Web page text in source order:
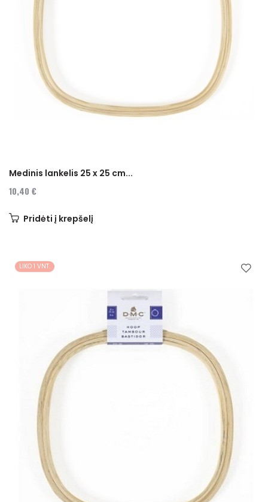
Medinis lankelis 25 x 25 cm...
10,40 €
Pridėti į krepšelį
LIKO 1 VNT.